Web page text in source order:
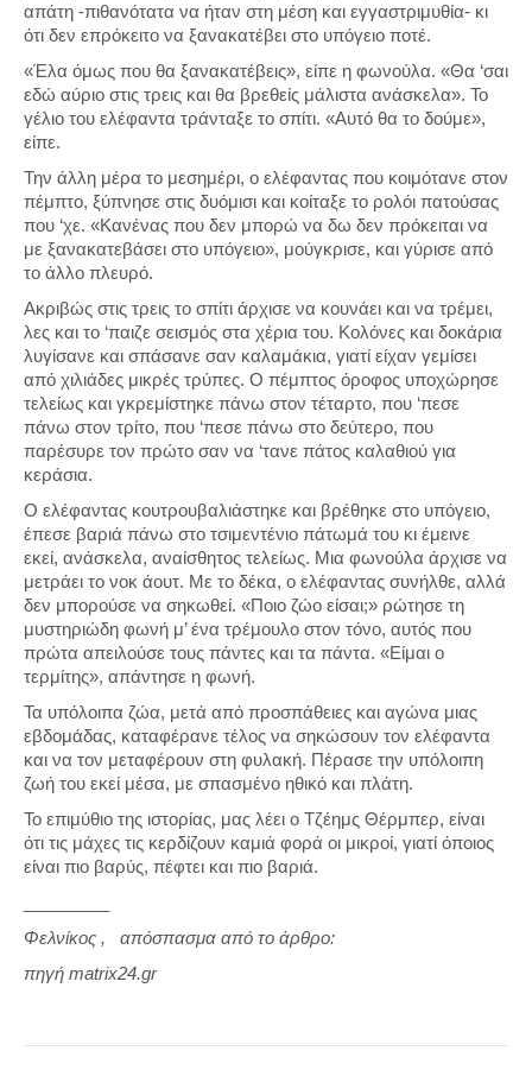
απάτη -πιθανότατα να ήταν στη μέση και εγγαστριμυθία- κι
ότι δεν επρόκειτο να ξανακατέβει στο υπόγειο ποτέ.
«Έλα όμως που θα ξανακατέβεις», είπε η φωνούλα. «Θα ‘σαι
εδώ αύριο στις τρεις και θα βρεθείς μάλιστα ανάσκελα». Το
γέλιο του ελέφαντα τράνταξε το σπίτι. «Αυτό θα το δούμε»,
είπε.
Την άλλη μέρα το μεσημέρι, ο ελέφαντας που κοιμότανε στον
πέμπτο, ξύπνησε στις δυόμισι και κοίταξε το ρολόι πατούσας
που ‘χε. «Κανένας που δεν μπορώ να δω δεν πρόκειται να
με ξανακατεβάσει στο υπόγειο», μούγκρισε, και γύρισε από
το άλλο πλευρό.
Ακριβώς στις τρεις το σπίτι άρχισε να κουνάει και να τρέμει,
λες και το ‘παιζε σεισμός στα χέρια του. Κολόνες και δοκάρια
λυγίσανε και σπάσανε σαν καλαμάκια, γιατί είχαν γεμίσει
από χιλιάδες μικρές τρύπες. Ο πέμπτος όροφος υποχώρησε
τελείως και γκρεμίστηκε πάνω στον τέταρτο, που ‘πεσε
πάνω στον τρίτο, που ‘πεσε πάνω στο δεύτερο, που
παρέσυρε τον πρώτο σαν να ‘τανε πάτος καλαθιού για
κεράσια.
Ο ελέφαντας κουτρουβαλιάστηκε και βρέθηκε στο υπόγειο,
έπεσε βαριά πάνω στο τσιμεντένιο πάτωμά του κι έμεινε
εκεί, ανάσκελα, αναίσθητος τελείως. Μια φωνούλα άρχισε να
μετράει το νοκ άουτ. Με το δέκα, ο ελέφαντας συνήλθε, αλλά
δεν μπορούσε να σηκωθεί. «Ποιο ζώο είσαι;» ρώτησε τη
μυστηριώδη φωνή μ’ ένα τρέμουλο στον τόνο, αυτός που
πρώτα απειλούσε τους πάντες και τα πάντα. «Είμαι ο
τερμίτης», απάντησε η φωνή.
Τα υπόλοιπα ζώα, μετά από προσπάθειες και αγώνα μιας
εβδομάδας, καταφέρανε τέλος να σηκώσουν τον ελέφαντα
και να τον μεταφέρουν στη φυλακή. Πέρασε την υπόλοιπη
ζωή του εκεί μέσα, με σπασμένο ηθικό και πλάτη.
Το επιμύθιο της ιστορίας, μας λέει ο Τζέημς Θέρμπερ, είναι
ότι τις μάχες τις κερδίζουν καμιά φορά οι μικροί, γιατί όποιος
είναι πιο βαρύς, πέφτει και πιο βαριά.
Φελνίκος , απόσπασμα από το άρθρο:
πηγή matrix24.gr